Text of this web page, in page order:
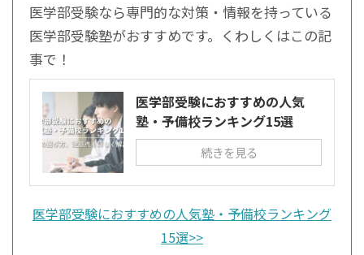
医学部受験なら専門的な対策・情報を持っている
医学部受験塾がおすすめです。くわしくはこの記
事で！
医学部受験におすすめの人気
塾・予備校ランキング15選
続きを見る
医学部受験におすすめの人気塾・予備校ランキング
15選>>